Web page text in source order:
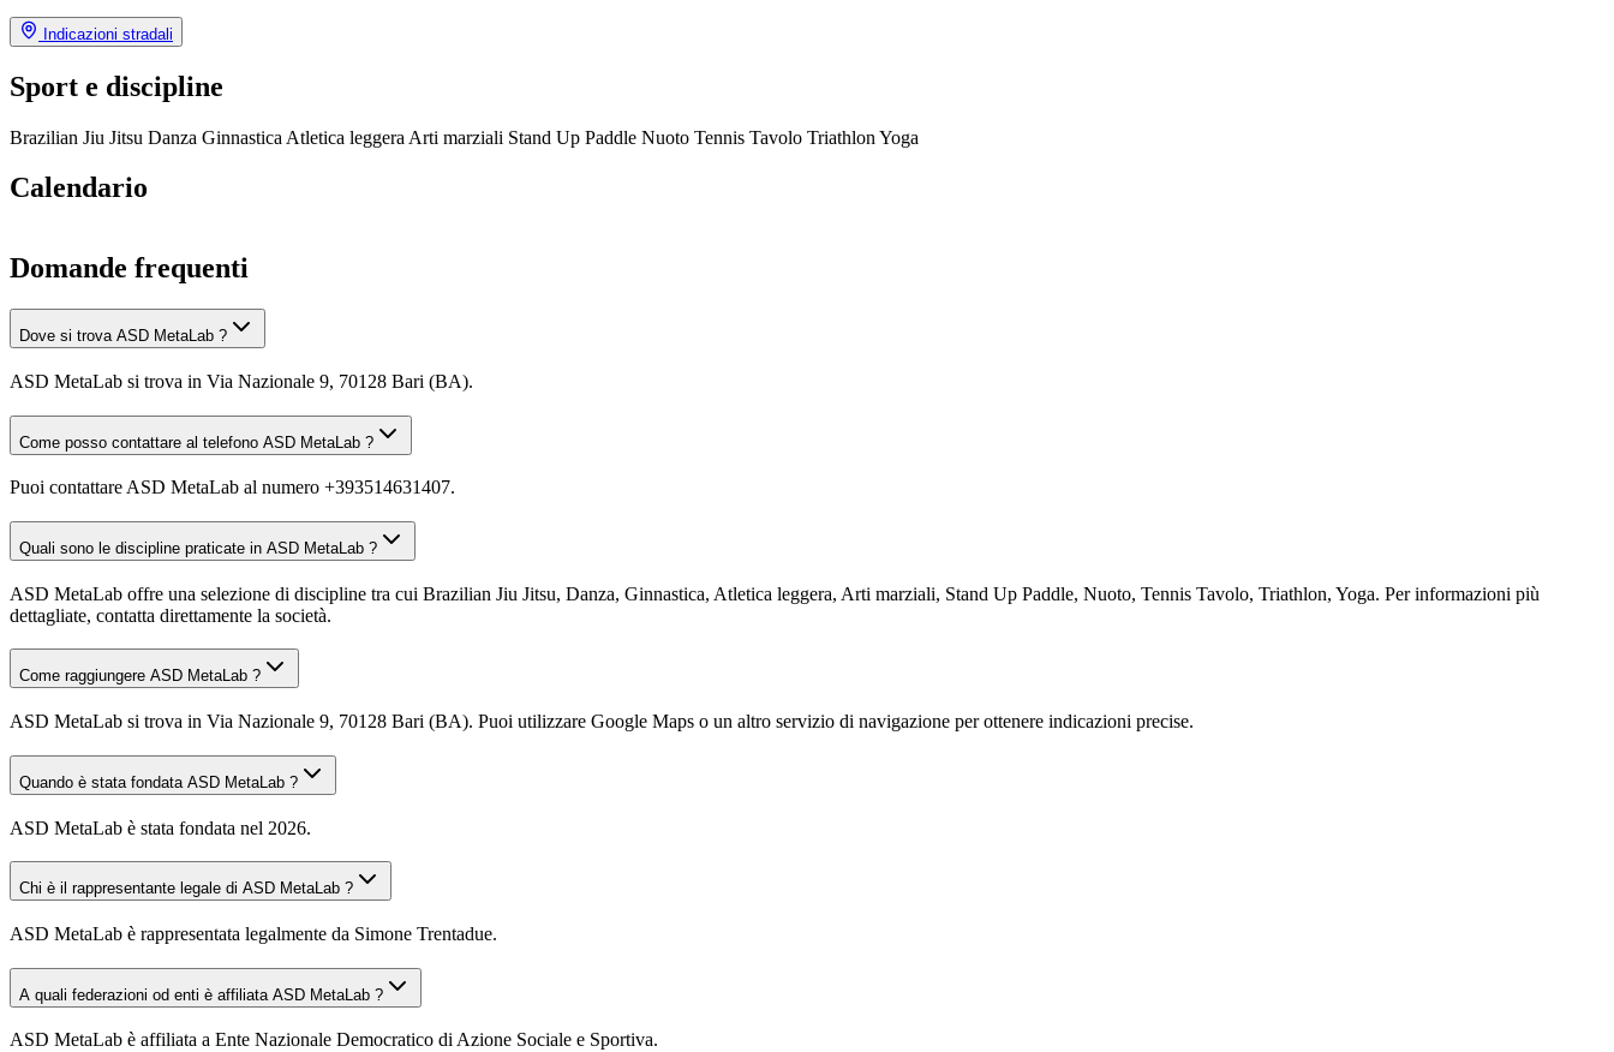
Indicazioni stradali
Sport e discipline
Brazilian Jiu Jitsu Danza Ginnastica Atletica leggera Arti marziali Stand Up Paddle Nuoto Tennis Tavolo Triathlon Yoga
Calendario
Domande frequenti
Dove si trova ASD MetaLab ?
ASD MetaLab si trova in Via Nazionale 9, 70128 Bari (BA).
Come posso contattare al telefono ASD MetaLab ?
Puoi contattare ASD MetaLab al numero +393514631407.
Quali sono le discipline praticate in ASD MetaLab ?
ASD MetaLab offre una selezione di discipline tra cui Brazilian Jiu Jitsu, Danza, Ginnastica, Atletica leggera, Arti marziali, Stand Up Paddle, Nuoto, Tennis Tavolo, Triathlon, Yoga. Per informazioni più
dettagliate, contatta direttamente la società.
Come raggiungere ASD MetaLab ?
ASD MetaLab si trova in Via Nazionale 9, 70128 Bari (BA). Puoi utilizzare Google Maps o un altro servizio di navigazione per ottenere indicazioni precise.
Quando è stata fondata ASD MetaLab ?
ASD MetaLab è stata fondata nel 2026.
Chi è il rappresentante legale di ASD MetaLab ?
ASD MetaLab è rappresentata legalmente da Simone Trentadue.
A quali federazioni od enti è affiliata ASD MetaLab ?
ASD MetaLab è affiliata a Ente Nazionale Democratico di Azione Sociale e Sportiva.